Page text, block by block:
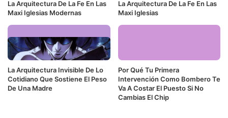
La Arquitectura De La Fe En Las
Maxi Iglesias Modernas
La Arquitectura De La Fe En Las
Maxi Iglesias
La Arquitectura Invisible De Lo
Cotidiano Que Sostiene El Peso
De Una Madre
Por Qué Tu Primera
Intervención Como Bombero Te
Va A Costar El Puesto Si No
Cambias El Chip